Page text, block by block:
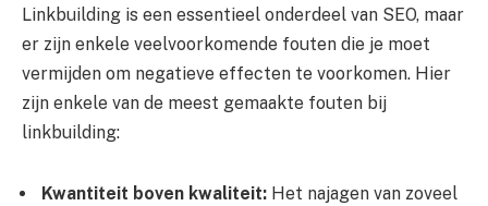
Linkbuilding is een essentieel onderdeel van SEO, maar
er zijn enkele veelvoorkomende fouten die je moet
vermijden om negatieve effecten te voorkomen. Hier
zijn enkele van de meest gemaakte fouten bij
linkbuilding:
Kwantiteit boven kwaliteit: Het najagen van zoveel